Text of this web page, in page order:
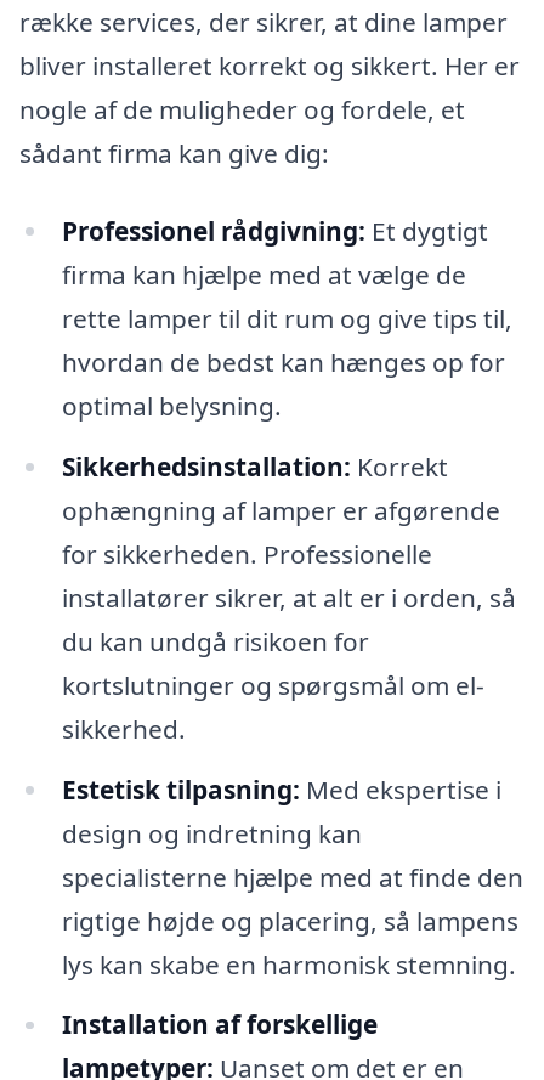
række services, der sikrer, at dine lamper
bliver installeret korrekt og sikkert. Her er
nogle af de muligheder og fordele, et
sådant firma kan give dig:
Professionel rådgivning: Et dygtigt
firma kan hjælpe med at vælge de
rette lamper til dit rum og give tips til,
hvordan de bedst kan hænges op for
optimal belysning.
Sikkerhedsinstallation: Korrekt
ophængning af lamper er afgørende
for sikkerheden. Professionelle
installatører sikrer, at alt er i orden, så
du kan undgå risikoen for
kortslutninger og spørgsmål om el-
sikkerhed.
Estetisk tilpasning: Med ekspertise i
design og indretning kan
specialisterne hjælpe med at finde den
rigtige højde og placering, så lampens
lys kan skabe en harmonisk stemning.
Installation af forskellige
lampetyper: Uanset om det er en